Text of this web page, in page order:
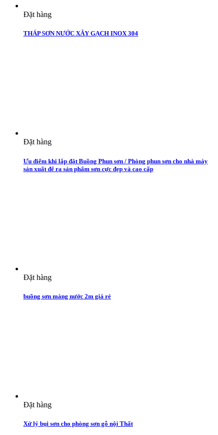
Đặt hàng
THÁP SƠN NƯỚC XÂY GẠCH INOX 304
Đặt hàng
Ưu điểm khi lắp đặt Buồng Phun sơn / Phòng phun sơn cho nhà máy
sản xuất để ra sản phẩm sơn cực đẹp và cao cấp
Đặt hàng
buồng sơn màng nước 2m giá rẻ
Đặt hàng
Xử lý bụi sơn cho phòng sơn gỗ nội Thất